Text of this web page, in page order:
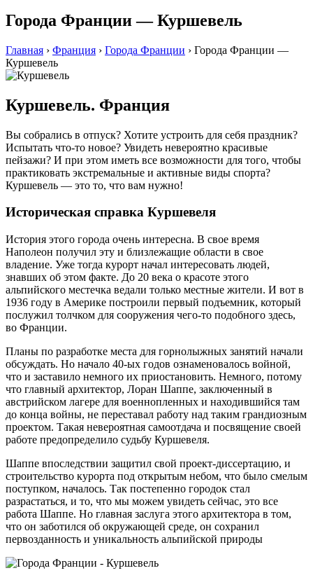
Города Франции — Куршевель
Главная › Франция › Города Франции › Города Франции —
Куршевель
Куршевель. Франция
Вы собрались в отпуск? Хотите устроить для себя праздник?
Испытать что-то новое? Увидеть невероятно красивые
пейзажи? И при этом иметь все возможности для того, чтобы
практиковать экстремальные и активные виды спорта?
Куршевель — это то, что вам нужно!
Историческая справка Куршевеля
История этого города очень интересна. В свое время
Наполеон получил эту и близлежащие области в свое
владение. Уже тогда курорт начал интересовать людей,
знавших об этом факте. До 20 века о красоте этого
альпийского местечка ведали только местные жители. И вот в
1936 году в Америке построили первый подъемник, который
послужил толчком для сооружения чего-то подобного здесь,
во Франции.
Планы по разработке места для горнолыжных занятий начали
обсуждать. Но начало 40-ых годов ознаменовалось войной,
что и заставило немного их приостановить. Немного, потому
что главный архитектор, Лоран Шаппе, заключенный в
австрийском лагере для военнопленных и находившийся там
до конца войны, не переставал работу над таким грандиозным
проектом. Такая невероятная самоотдача и посвящение своей
работе предопределило судьбу Куршевеля.
Шаппе впоследствии защитил свой проект-диссертацию, и
строительство курорта под открытым небом, что было смелым
поступком, началось. Так постепенно городок стал
разрастаться, и то, что мы можем увидеть сейчас, это все
работа Шаппе. Но главная заслуга этого архитектора в том,
что он заботился об окружающей среде, он сохранил
первозданность и уникальность альпийской природы